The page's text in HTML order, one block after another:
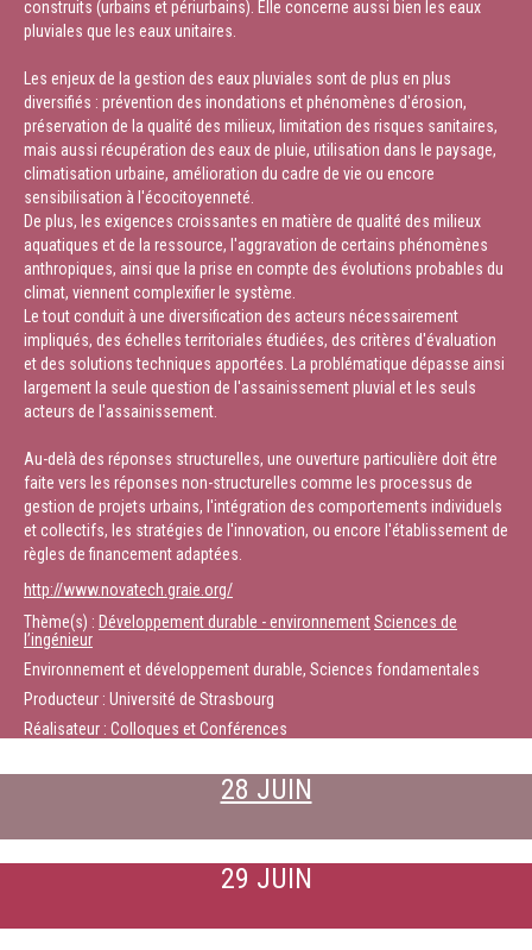
construits (urbains et périurbains). Elle concerne aussi bien les eaux
pluviales que les eaux unitaires.
Les enjeux de la gestion des eaux pluviales sont de plus en plus
diversifiés : prévention des inondations et phénomènes d'érosion,
préservation de la qualité des milieux, limitation des risques sanitaires,
mais aussi récupération des eaux de pluie, utilisation dans le paysage,
climatisation urbaine, amélioration du cadre de vie ou encore
sensibilisation à l'écocitoyenneté.
De plus, les exigences croissantes en matière de qualité des milieux
aquatiques et de la ressource, l'aggravation de certains phénomènes
anthropiques, ainsi que la prise en compte des évolutions probables du
climat, viennent complexifier le système.
Le tout conduit à une diversification des acteurs nécessairement
impliqués, des échelles territoriales étudiées, des critères d'évaluation
et des solutions techniques apportées. La problématique dépasse ainsi
largement la seule question de l'assainissement pluvial et les seuls
acteurs de l'assainissement.
Au-delà des réponses structurelles, une ouverture particulière doit être
faite vers les réponses non-structurelles comme les processus de
gestion de projets urbains, l'intégration des comportements individuels
et collectifs, les stratégies de l'innovation, ou encore l'établissement de
règles de financement adaptées.
http://www.novatech.graie.org/
Thème(s) : Développement durable - environnementSciences de
l’ingénieur
Environnement et développement durable, Sciences fondamentales
Producteur : Université de Strasbourg
Réalisateur : Colloques et Conférences
28 JUIN
29 JUIN